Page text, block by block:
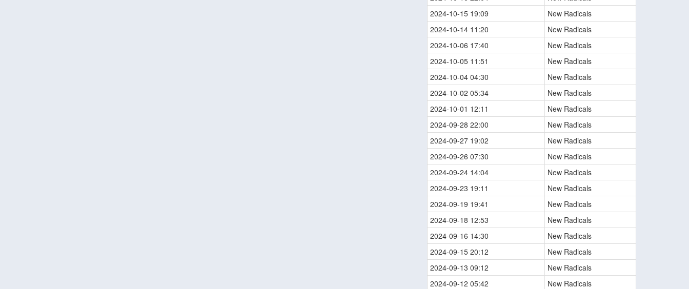
2024-10-15 19:09
New Radicals
2024-10-14 11:20
New Radicals
2024-10-06 17:40
New Radicals
2024-10-05 11:51
New Radicals
2024-10-04 04:30
New Radicals
2024-10-02 05:34
New Radicals
2024-10-01 12:11
New Radicals
2024-09-28 22:00
New Radicals
2024-09-27 19:02
New Radicals
2024-09-26 07:30
New Radicals
2024-09-24 14:04
New Radicals
2024-09-23 19:11
New Radicals
2024-09-19 19:41
New Radicals
2024-09-18 12:53
New Radicals
2024-09-16 14:30
New Radicals
2024-09-15 20:12
New Radicals
2024-09-13 09:12
New Radicals
2024-09-12 05:42
New Radicals